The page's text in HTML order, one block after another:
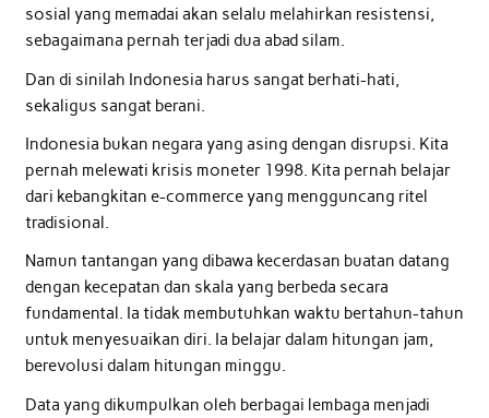
sosial yang memadai akan selalu melahirkan resistensi,
sebagaimana pernah terjadi dua abad silam.
Dan di sinilah Indonesia harus sangat berhati-hati,
sekaligus sangat berani.
Indonesia bukan negara yang asing dengan disrupsi. Kita
pernah melewati krisis moneter 1998. Kita pernah belajar
dari kebangkitan e-commerce yang mengguncang ritel
tradisional.
Namun tantangan yang dibawa kecerdasan buatan datang
dengan kecepatan dan skala yang berbeda secara
fundamental. Ia tidak membutuhkan waktu bertahun-tahun
untuk menyesuaikan diri. Ia belajar dalam hitungan jam,
berevolusi dalam hitungan minggu.
Data yang dikumpulkan oleh berbagai lembaga menjadi